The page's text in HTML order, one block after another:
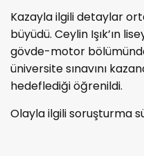
Kazayla ilgili detaylar
büyüdü. Ceylin Işık’ın
gövde-motor
üniversite sınavını
hedeflediği öğrenildi.
Olayla ilgili soruşturma